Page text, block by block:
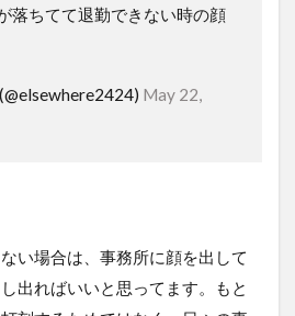
落ちてて退勤できない時の顔
May 22,
い場合は、事務所に顔を出して
出ればいいと思ってます。もと